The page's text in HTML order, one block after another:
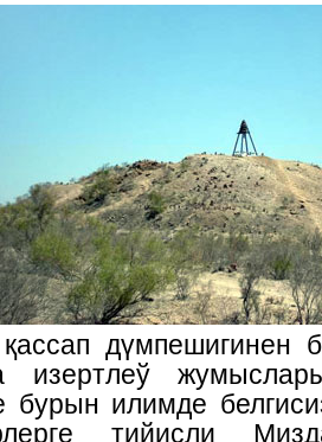
изертлеў
бурын илимде
тийисли